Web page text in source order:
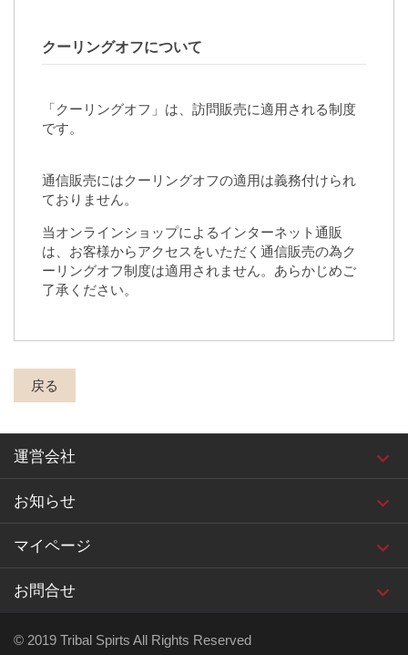
クーリングオフについて
「クーリングオフ」は、訪問販売に適用される制度
です。
通信販売にはクーリングオフの適用は義務付けられ
ておりません。
当オンラインショップによるインターネット通販
は、お客様からアクセスをいただく通信販売の為ク
ーリングオフ制度は適用されません。あらかじめご
了承ください。
戻る
運営会社
お知らせ
マイページ
お問合せ
© 2019 Tribal Spirts All Rights Reserved